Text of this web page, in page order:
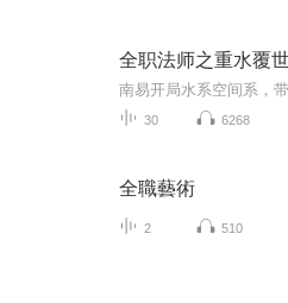
全职法师之重水覆
30 6268
全職藝術
2 510